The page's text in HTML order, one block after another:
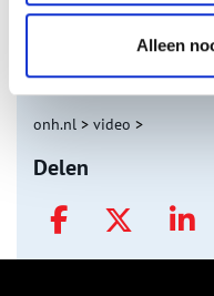
Alleen
onh.nl > video >
Delen